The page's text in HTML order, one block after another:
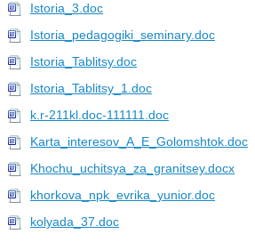
Istoria_3.doc
Istoria_pedagogiki_seminary.doc
Istoria_Tablitsy.doc
Istoria_Tablitsy_1.doc
k.r-211kl.doc-111111.doc
Karta_interesov_A_E_Golomshtok.doc
Khochu_uchitsya_za_granitsey.docx
khorkova_npk_evrika_yunior.doc
kolyada_37.doc